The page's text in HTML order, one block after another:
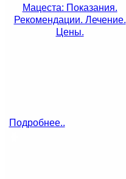
Мацеста: Показания.
Рекомендации. Лечение.
Цены.
Подробнее..